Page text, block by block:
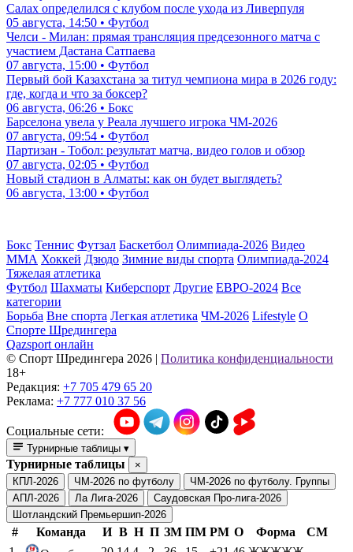
Салах определился с клубом после ухода из Ливерпуля
05 августа, 14:50 • Футбол
Челси - Милан: прямая трансляция предсезонного матча с
участием Дастана Сатпаева
07 августа, 15:00 • Футбол
Первый бой Казахстана за титул чемпиона мира в 2026 году:
где, когда и что за боксер?
06 августа, 06:26 • Бокс
Барселона увела у Реала лучшего игрока ЧМ-2026
07 августа, 09:54 • Футбол
Партизан - Тобол: результат матча, видео голов и обзор
07 августа, 02:05 • Футбол
Новый стадион в Алматы: как он будет выглядеть?
06 августа, 13:00 • Футбол
Бокс Теннис Футзал Баскетбол Олимпиада-2026 Видео
ММА Хоккей Дзюдо Зимние виды спорта Олимпиада-2024
Тяжелая атлетика
Футбол Шахматы Киберспорт Другие ЕВРО-2024 Все
категории
Борьба Вне спорта Легкая атлетика ЧМ-2026 Lifestyle О
Спорте Шредингера
Qazsport онлайн
© Cпорт Шредингера 2026 | Политика конфиденциальности
18+
Редакция: +7 705 479 65 20
Реклама: +7 777 010 37 56
Социальные сети:
Турнирные таблицы ▾
Турнирные таблицы
×
КПЛ-2026
ЧМ-2026 по футболу
ЧМ-2026 по футболу. Группы
АПЛ-2026
Ла Лига-2026
Саудовская Про-лига-2026
Шотландский Премьершип-2026
# Команда И В Н П ЗМ ПМ РМ О Форма
СМ